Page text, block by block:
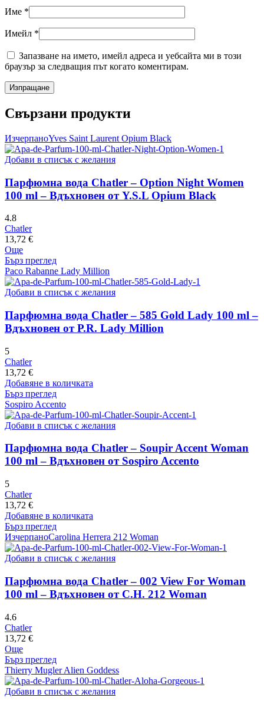
Име *
Имейл *
Запазване на името, имейл адреса и уебсайта ми в този
браузър за следващия път когато коментирам.
Свързани продукти
ИзчерпаноYves Saint Laurent Opium Black
Добави в списък с желания
Парфюмна вода Chatler – Option Night Women
100 ml – Вдъхновен от Y.S.L Opium Black
4.8
Chatler
13,72 €
Още
Бърз преглед
Paco Rabanne Lady Million
Добави в списък с желания
Парфюмна вода Chatler – 585 Gold Lady 100 ml –
Вдъхновен от P.R. Lady Million
5
Chatler
13,72 €
Добавяне в количката
Бърз преглед
Sospiro Accento
Добави в списък с желания
Парфюмна вода Chatler – Soupir Accent Woman
100 ml – Вдъхновен от Sospiro Accento
5
Chatler
13,72 €
Добавяне в количката
Бърз преглед
ИзчерпаноCarolina Herrera 212 Woman
Добави в списък с желания
Парфюмна вода Chatler – 002 View For Woman
100 ml – Вдъхновен от C.H. 212 Woman
4.6
Chatler
13,72 €
Още
Бърз преглед
Thierry Mugler Alien Goddess
Добави в списък с желания